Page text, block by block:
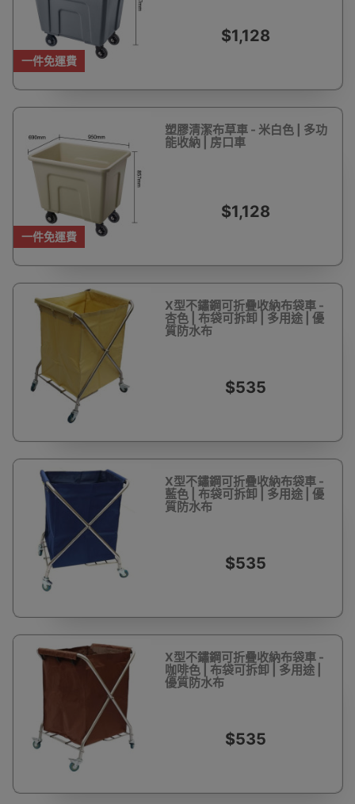
一件免運費
$1,128
一件免運費
塑膠清潔布草車 - 米白色 | 多功
能收納 | 房口車
$1,128
X型不鏽鋼可折疊收納布袋車 -
杏色 | 布袋可拆卸 | 多用途 | 優
質防水布
$535
X型不鏽鋼可折疊收納布袋車 -
藍色 | 布袋可拆卸 | 多用途 | 優
質防水布
$535
X型不鏽鋼可折疊收納布袋車 -
咖啡色 | 布袋可拆卸 | 多用途 |
優質防水布
$535